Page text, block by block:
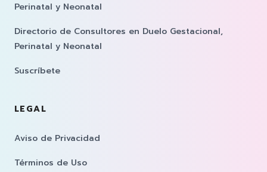
Perinatal y Neonatal
Directorio de Consultores en Duelo Gestacional,
Perinatal y Neonatal
Suscríbete
LEGAL
Aviso de Privacidad
Términos de Uso